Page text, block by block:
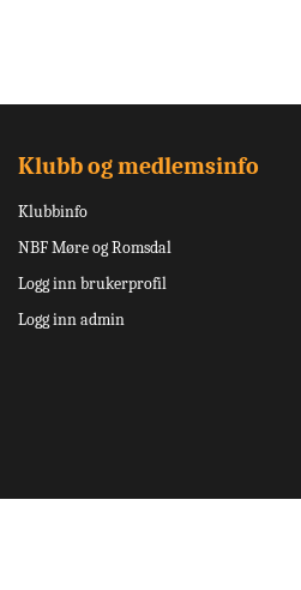
Klubb og medlemsinfo
Klubbinfo
NBF Møre og Romsdal
Logg inn brukerprofil
Logg inn admin